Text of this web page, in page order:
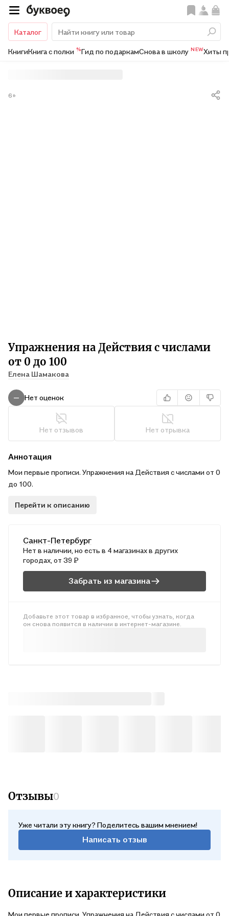
Каталог
КнигиКнига с полки %Гид по подаркамСнова в школу NEWХиты
Упражнения на Действия с числами
от 0 до 100
Елена Шамакова
6+
— Нет оценок
Нет отзывов Нет отрывка
Аннотация
Мои первые прописи. Упражнения на Действия с числами от 0
до 100.
Перейти к описанию
Санкт-Петербург
Нет в наличии, но есть в 4 магазинах в других
городах, от 39 ₽
Забрать из магазина
Добавьте этот товар в избранное, чтобы узнать, когда
он снова появится в наличии в интернет-магазине.
Отзывы0
Уже читали эту книгу? Поделитесь вашим мнением!
Написать отзыв
Описание и характеристики
Мои первые прописи. Упражнения на Действия с числами от 0